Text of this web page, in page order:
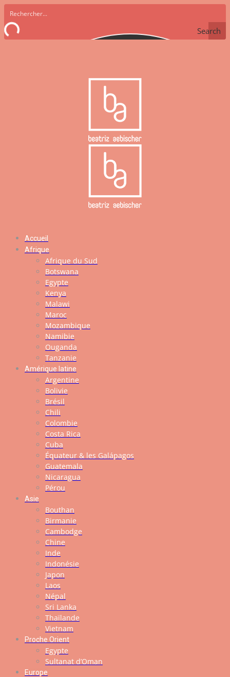
Search
Accueil
Afrique
Afrique du Sud
Botswana
Egypte
Kenya
Malawi
Maroc
Mozambique
Namibie
Ouganda
Tanzanie
Amérique latine
Argentine
Bolivie
Brésil
Chili
Colombie
Costa Rica
Cuba
Équateur & les Galápagos
Guatemala
Nicaragua
Pérou
Asie
Bouthan
Birmanie
Cambodge
Chine
Inde
Indonésie
Japon
Laos
Népal
Sri Lanka
Thaïlande
Vietnam
Proche Orient
Egypte
Sultanat d’Oman
Europe